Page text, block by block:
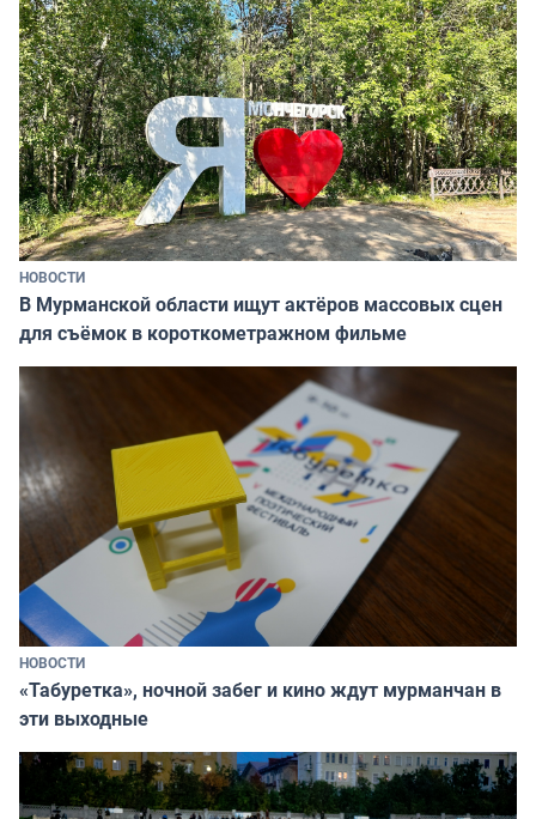
НОВОСТИ
В Мурманской области ищут актёров массовых сцен
для съёмок в короткометражном фильме
НОВОСТИ
«Табуретка», ночной забег и кино ждут мурманчан в
эти выходные